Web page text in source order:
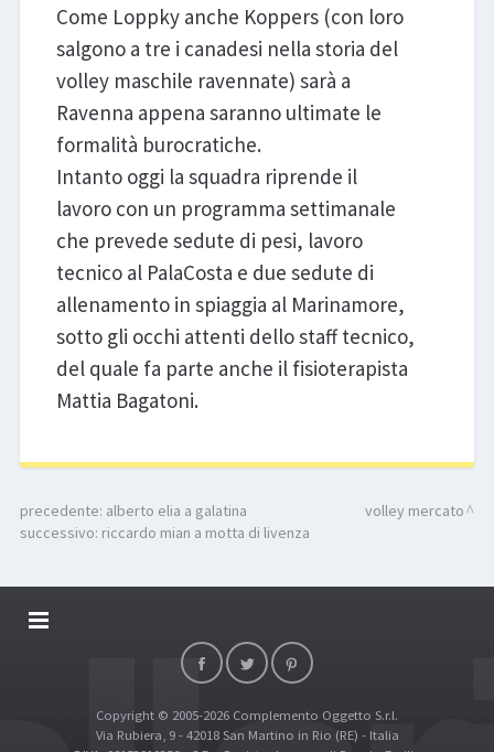
Come Loppky anche Koppers (con loro
salgono a tre i canadesi nella storia del
volley maschile ravennate) sarà a
Ravenna appena saranno ultimate le
formalità burocratiche.
Intanto oggi la squadra riprende il
lavoro con un programma settimanale
che prevede sedute di pesi, lavoro
tecnico al PalaCosta e due sedute di
allenamento in spiaggia al Marinamore,
sotto gli occhi attenti dello staff tecnico,
del quale fa parte anche il fisioterapista
Mattia Bagatoni.
precedente: alberto elia a galatina
successivo: riccardo mian a motta di livenza
volley mercato
DALLARIVOLLEY SOSTIENE
TOP RICERCHE
SITE MAP
Copyright © 2005-2026 Complemento Oggetto S.r.l.
Via Rubiera, 9 - 42018 San Martino in Rio (RE) - Italia